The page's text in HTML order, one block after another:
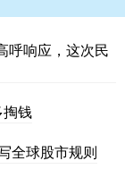
呼响应，这次民
掏钱
全球股市规则